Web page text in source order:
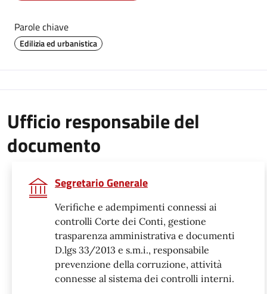
Parole chiave
Edilizia ed urbanistica
Ufficio responsabile del
documento
Segretario Generale
Verifiche e adempimenti connessi ai
controlli Corte dei Conti, gestione
trasparenza amministrativa e documenti
D.lgs 33/2013 e s.m.i., responsabile
prevenzione della corruzione, attività
connesse al sistema dei controlli interni.